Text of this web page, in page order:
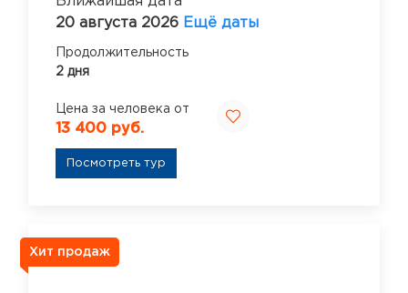
20 августа 2026 Ещё даты
Продолжительность
2 дня
Цена за человека от
13 400 руб.
Посмотреть тур
Хит продаж